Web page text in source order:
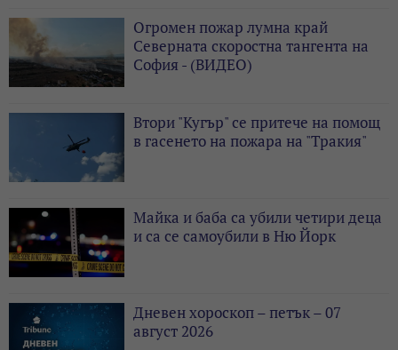
Огромен пожар лумна край
Северната скоростна тангента на
София - (ВИДЕО)
Втори "Кугър" се притече на помощ
в гасенето на пожара на "Тракия"
Майка и баба са убили четири деца
и са се самоубили в Ню Йорк
Дневен хороскоп – петък – 07
август 2026